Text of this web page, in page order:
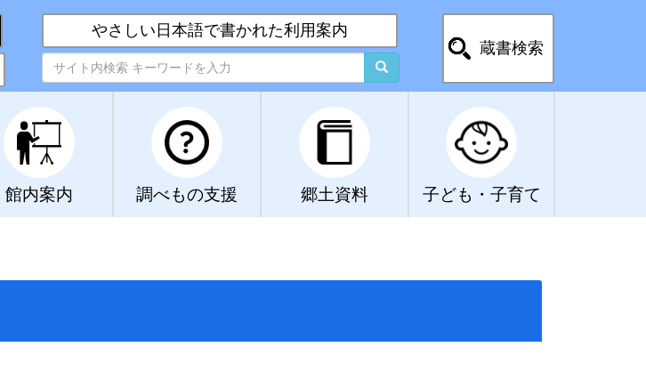
やさしい日本語で書かれた利用案内
蔵書検索
館内案内 調べもの支援 郷土資料 子ども・子育て